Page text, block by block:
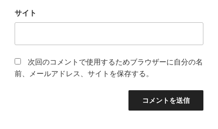
サイト
次回のコメントで使用するためブラウザーに自分の名
前、メールアドレス、サイトを保存する。